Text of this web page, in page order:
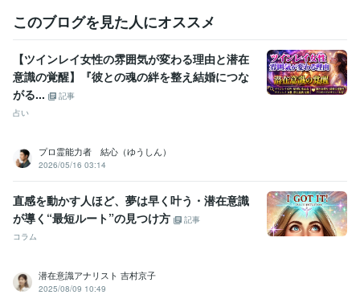
このブログを見た人にオススメ
【ツインレイ女性の雰囲気が変わる理由と潜在
意識の覚醒】『彼との魂の絆を整え結婚につな
がる...
記事
占い
プロ霊能力者 結心（ゆうしん）
2026/05/16 03:14
直感を動かす人ほど、夢は早く叶う・潜在意識
が導く“最短ルート”の見つけ方
記事
コラム
潜在意識アナリスト 吉村京子
2025/08/09 10:49